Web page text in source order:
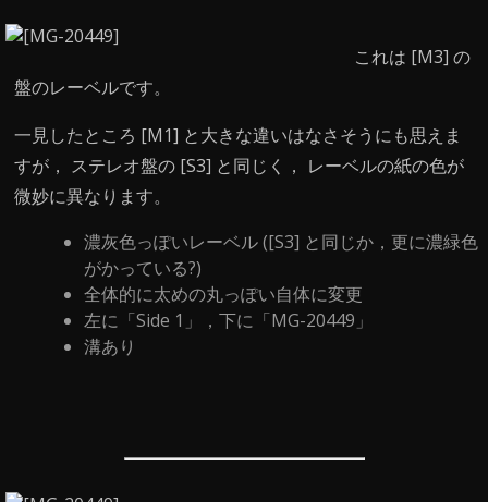
これは [M3] の
盤のレーベルです。
一見したところ [M1] と大きな違いはなさそうにも思えま
すが， ステレオ盤の [S3] と同じく， レーベルの紙の色が
微妙に異なります。
濃灰色っぽいレーベル ([S3] と同じか，更に濃緑色
がかっている?)
全体的に太めの丸っぽい自体に変更
左に「Side 1」，下に「MG-20449」
溝あり